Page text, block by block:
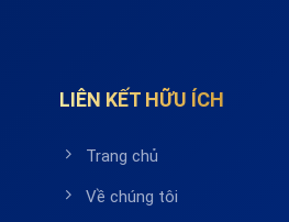
LIÊN KẾT HỮU ÍCH
Trang chủ
Về chúng tôi